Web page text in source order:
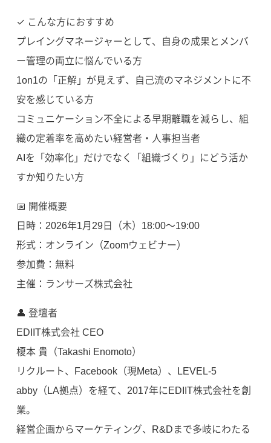
✓ こんな方におすすめ
プレイングマネージャーとして、自身の成果とメンバ
ー管理の両立に悩んでいる方
1on1の「正解」が見えず、自己流のマネジメントに不
安を感じている方
コミュニケーション不全による早期離職を減らし、組
織の定着率を高めたい経営者・人事担当者
AIを「効率化」だけでなく「組織づくり」にどう活か
すか知りたい方
📅 開催概要
日時：2026年1月29日（木）18:00〜19:00
形式：オンライン（Zoomウェビナー）
参加費：無料
主催：ランサーズ株式会社
👤 登壇者
EDIIT株式会社 CEO
榎本 貴（Takashi Enomoto）
リクルート、Facebook（現Meta）、LEVEL-5
abby（LA拠点）を経て、2017年にEDIIT株式会社を創
業。
経営企画からマーケティング、R&Dまで多岐にわたる